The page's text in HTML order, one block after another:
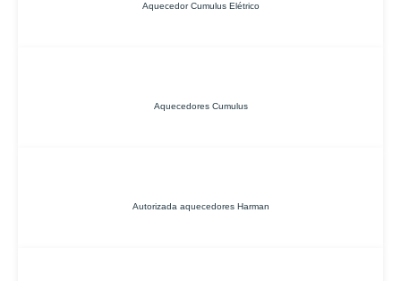
Aquecedor Cumulus Elétrico
Aquecedores Cumulus
Autorizada aquecedores Harman